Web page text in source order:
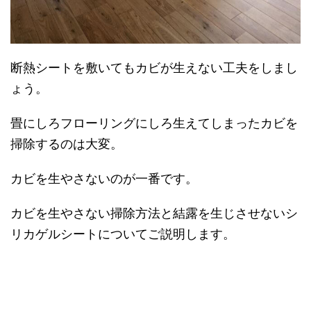
断熱シートを敷いてもカビが生えない工夫をしまし
ょう。
畳にしろフローリングにしろ生えてしまったカビを
掃除するのは大変。
カビを生やさないのが一番です。
カビを生やさない掃除方法と結露を生じさせないシ
リカゲルシートについてご説明します。